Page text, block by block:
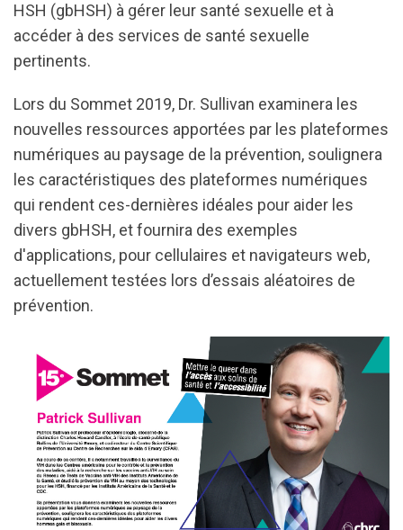
HSH (gbHSH) à gérer leur santé sexuelle et à
accéder à des services de santé sexuelle
pertinents.
Lors du Sommet 2019, Dr. Sullivan examinera les
nouvelles ressources apportées par les plateformes
numériques au paysage de la prévention, soulignera
les caractéristiques des plateformes numériques
qui rendent ces-dernières idéales pour aider les
divers gbHSH, et fournira des exemples
d'applications, pour cellulaires et navigateurs web,
actuellement testées lors d’essais aléatoires de
prévention.